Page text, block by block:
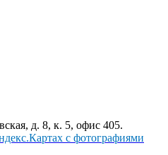
д. 8, к. 5, офис 405.
с фотографиями